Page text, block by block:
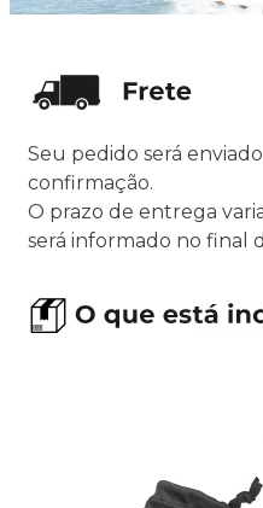
Seu pedido será
confirmação.
O prazo de entrega
será informado no final